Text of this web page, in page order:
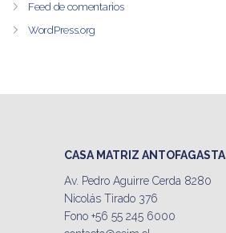
Feed de comentarios
WordPress.org
CASA MATRIZ ANTOFAGASTA
Av. Pedro Aguirre Cerda 8280
Nicolás Tirado 376
Fono +56 55 245 6000